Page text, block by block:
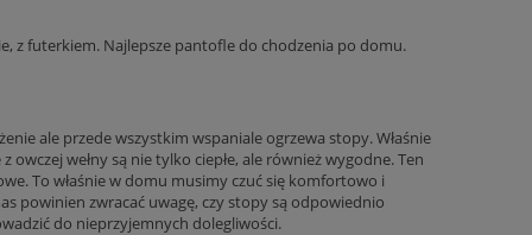
z futerkiem. Najlepsze pantofle do chodzenia po domu.
ale przede wszystkim wspaniale ogrzewa stopy. Właśnie
wełny są nie tylko ciepłe, ale również wygodne. Ten
To właśnie w domu musimy czuć się komfortowo i
powinien zwracać uwagę, czy stopy są odpowiednio
do nieprzyjemnych dolegliwości.